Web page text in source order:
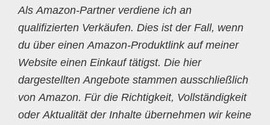
Als Amazon-Partner verdiene ich an
qualifizierten Verkäufen. Dies ist der Fall, wenn
du über einen Amazon-Produktlink auf meiner
Website einen Einkauf tätigst. Die hier
dargestellten Angebote stammen ausschließlich
von Amazon. Für die Richtigkeit, Vollständigkeit
oder Aktualität der Inhalte übernehmen wir keine